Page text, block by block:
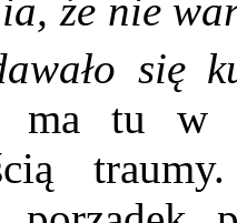
że nie
się
tu w